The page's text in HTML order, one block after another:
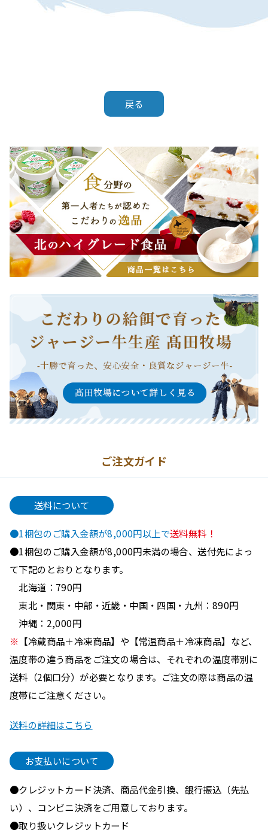
戻る
ご注文ガイド
送料について
●1梱包のご購入金額が8,000円以上で送料無料！
●1梱包のご購入金額が8,000円未満の場合、送付先によっ
て下記のとおりとなります。
北海道：790円
東北・関東・中部・近畿・中国・四国・九州：890円
沖縄：2,000円
※ 【冷蔵商品＋冷凍商品】や【常温商品＋冷凍商品】など、
温度帯の違う商品をご注文の場合は、それぞれの温度帯別に
送料（2個口分）が必要となります。ご注文の際は商品の温
度帯にご注意ください。
送料の詳細はこちら
お支払いについて
●クレジットカード決済、商品代金引換、銀行振込（先払
い）、コンビニ決済をご用意しております。
●取り扱いクレジットカード